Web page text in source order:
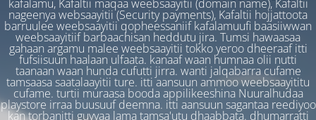
kafalamu, Kafaltii maqaa weebsaayitii (domain name), Kafaltii
nageenya websaayitii (Security payments), Kafaltii hojjattoota
barruulee weebsaayitii qopheessaniif kafalamuufi baasiiwwan
weebsaayitiif barbaachisan heddutu jira. Tumsi hawaasaa
gahaan argamu malee weebsaayitii tokko yeroo dheeraaf itti
fufsiisuun haalaan ulfaata. kanaaf waan humnaa olii nutti
taanaan waan hunda cufutti jirra. wanti jalqabarra cufame
tamsaasa saatalaayitii ture. itti aansuun ammoo weebsaayititu
cufame. turtii muraasa booda appilikeeshina Nuuralhudaa
playstore irraa buusuuf deemna. itti aansuun sagantaa reediyoo
kan torbanitti guyyaa lama tamsa'utu dhaabbata. dhumarratti